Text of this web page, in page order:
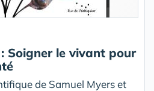
Soigner le vivant pour
de Samuel Myers et